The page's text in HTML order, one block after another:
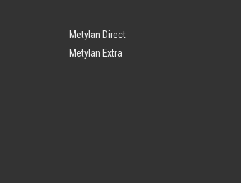
Metylan Direct
Metylan Extra